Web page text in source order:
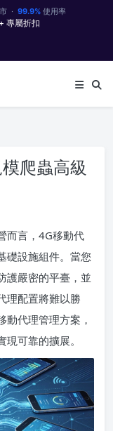
· 99.9%使用率
+ 專屬折扣
爬蟲高級
而言，4G移動代
設施組件。當您
護嚴密的平臺，並
理配置將難以勝
代理管理方案，
可靠的擴展。